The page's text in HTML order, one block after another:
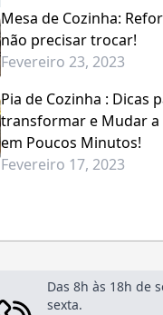
Mesa de Cozinha:
não precisar trocar!
Fevereiro 23, 2023
Pia de Cozinha : Dicas
transformar e Mudar a
em Poucos Minutos!
Fevereiro 17, 2023
Das 8h às 18h de
sexta.